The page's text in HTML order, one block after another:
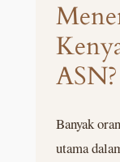
ASN?
Banyak
utama